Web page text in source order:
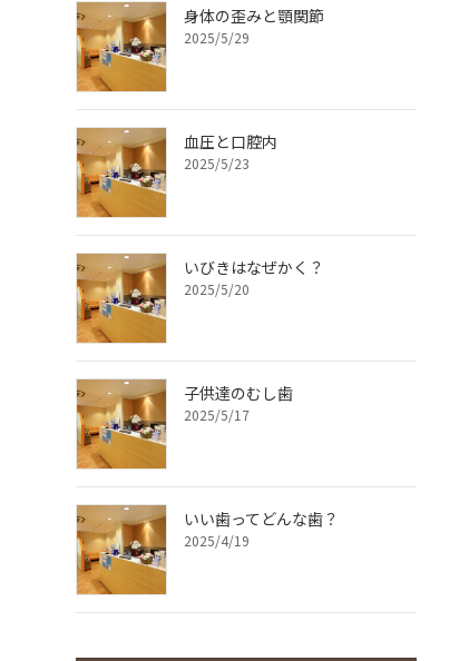
身体の歪みと顎関節
2025/5/29
血圧と口腔内
2025/5/23
いびきはなぜかく？
2025/5/20
子供達のむし歯
2025/5/17
いい歯ってどんな歯？
2025/4/19